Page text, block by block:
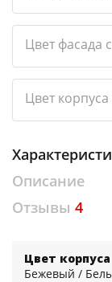
Цвет фасада
Цвет
Описание
Отзывы 4
Цвет корпуса
Бежевый /